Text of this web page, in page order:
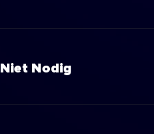
Niet Nodig